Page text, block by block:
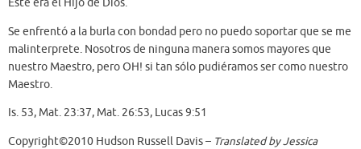
Este era el Hijo de Dios.
Se enfrentó a la burla con bondad pero no puedo soportar que se me
malinterprete. Nosotros de ninguna manera somos mayores que
nuestro Maestro, pero OH! si tan sólo pudiéramos ser como nuestro
Maestro.
Is. 53, Mat. 23:37, Mat. 26:53, Lucas 9:51
Copyright©2010 Hudson Russell Davis – Translated by Jessica